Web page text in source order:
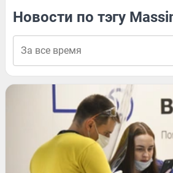
Новости по тэгу